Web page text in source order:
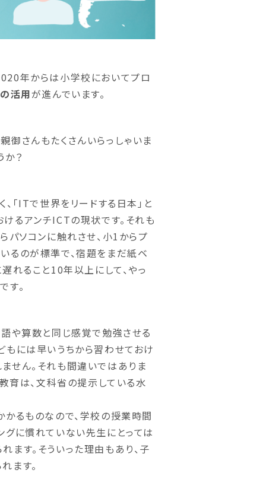
年からは小学校においてプロ
活用が進んでいます。
御さんもたくさんいらっしゃいま
？
「ITで世界をリードする日本」と
るアンチICTの現状です。それも
パソコンに触れさせ、小1からプ
るのが標準で、宿題をまだ紙ベ
れること10年以上にして、やっ
す。
や算数と同じ感覚で勉強させる
もには早いうちから習わせておけ
せん。それも間違いではありま
育は、文科省の提示している水
かるものなので、学校の授業時間
グに慣れていない先生にとっては
す。そういった理由もあり、子
ます。